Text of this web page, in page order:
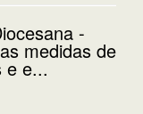
-
medidas de
e e...